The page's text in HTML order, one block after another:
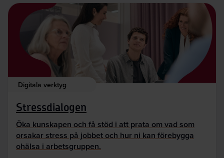
Digitala verktyg
Stressdialogen
Öka kunskapen och få stöd i att prata om vad som
orsakar stress på jobbet och hur ni kan förebygga
ohälsa i arbetsgruppen.